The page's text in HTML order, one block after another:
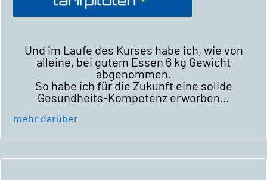
Und im Laufe des Kurses habe ich, wie von
alleine, bei gutem Essen 6 kg Gewicht
abgenommen.
So habe ich für die Zukunft eine solide
Gesundheits-Kompetenz erworben…
mehr darüber